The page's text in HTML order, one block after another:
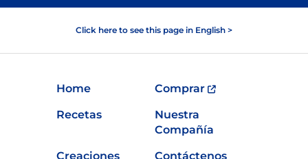
Click here to see this page in English >
Home
Comprar
Recetas
Nuestra
Compañía
Creaciones
Contáctenos